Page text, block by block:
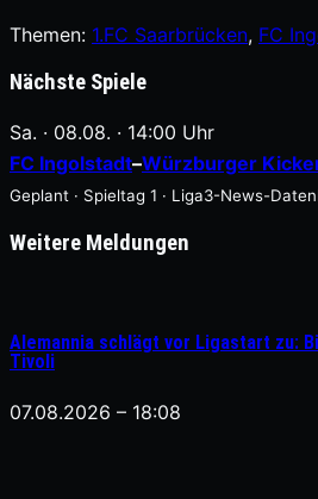
Themen: 1.FC Saarbrücken, FC
Nächste Spiele
Sa. · 08.08. · 14:00 Uhr
FC Ingolstadt–Würzburger
Geplant · Spieltag 1 · Liga3-News-
Weitere Meldungen
Alemannia schlägt vor Ligastart zu:
Tivoli
07.08.2026 – 18:08